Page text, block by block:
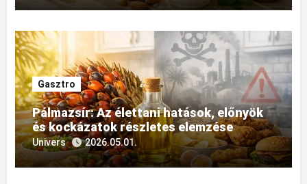
Gasztro
Pálmazsír: Az élettani hatások, előnyök
és kockázatok részletes elemzése
Univers 2026.05.01.